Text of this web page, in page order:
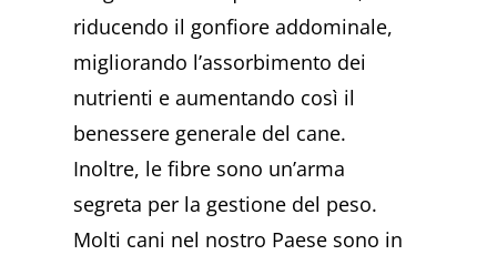
riducendo il gonfiore addominale,
migliorando l’assorbimento dei
nutrienti e aumentando così il
benessere generale del cane.
Inoltre, le fibre sono un’arma
segreta per la gestione del peso.
Molti cani nel nostro Paese sono in